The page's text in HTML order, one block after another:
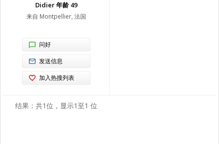
Didier 年龄 49
来自 Montpellier, 法国
问好
发送信息
加入热搜列表
结果：共1位，显示1至1 位